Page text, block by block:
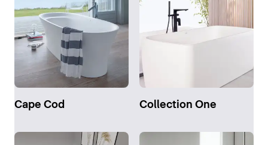
Cape Cod Collection One